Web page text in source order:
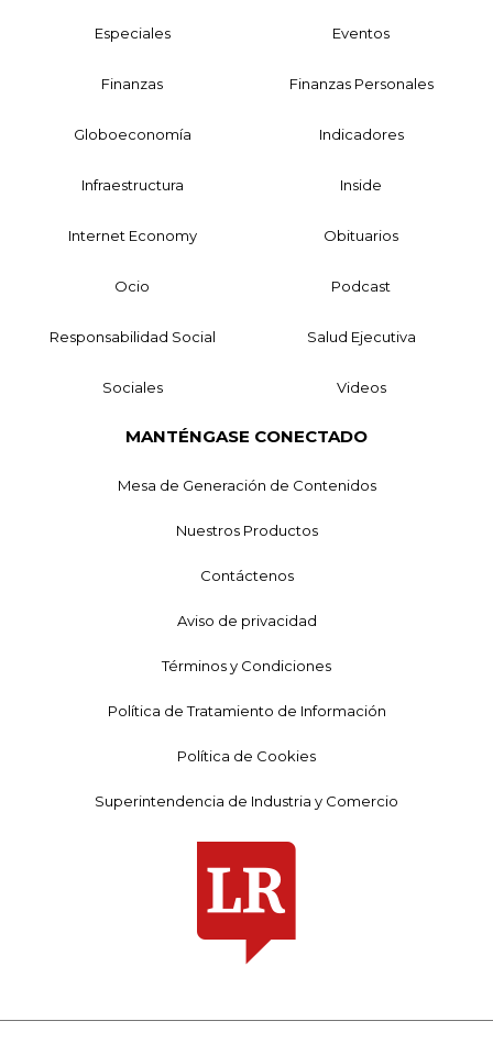
Especiales Eventos
Finanzas Finanzas Personales
Globoeconomía Indicadores
Infraestructura Inside
Internet Economy Obituarios
Ocio Podcast
Responsabilidad Social Salud Ejecutiva
Sociales Videos
MANTÉNGASE CONECTADO
Mesa de Generación de Contenidos
Nuestros Productos
Contáctenos
Aviso de privacidad
Términos y Condiciones
Política de Tratamiento de Información
Política de Cookies
Superintendencia de Industria y Comercio